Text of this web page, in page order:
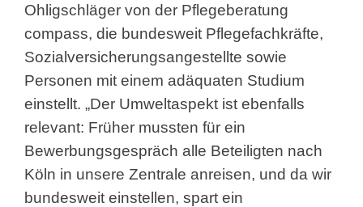
Ohligschläger von der Pflegeberatung
compass, die bundesweit Pflegefachkräfte,
Sozialversicherungsangestellte sowie
Personen mit einem adäquaten Studium
einstellt. „Der Umweltaspekt ist ebenfalls
relevant: Früher mussten für ein
Bewerbungsgespräch alle Beteiligten nach
Köln in unsere Zentrale anreisen, und da wir
bundesweit einstellen, spart ein